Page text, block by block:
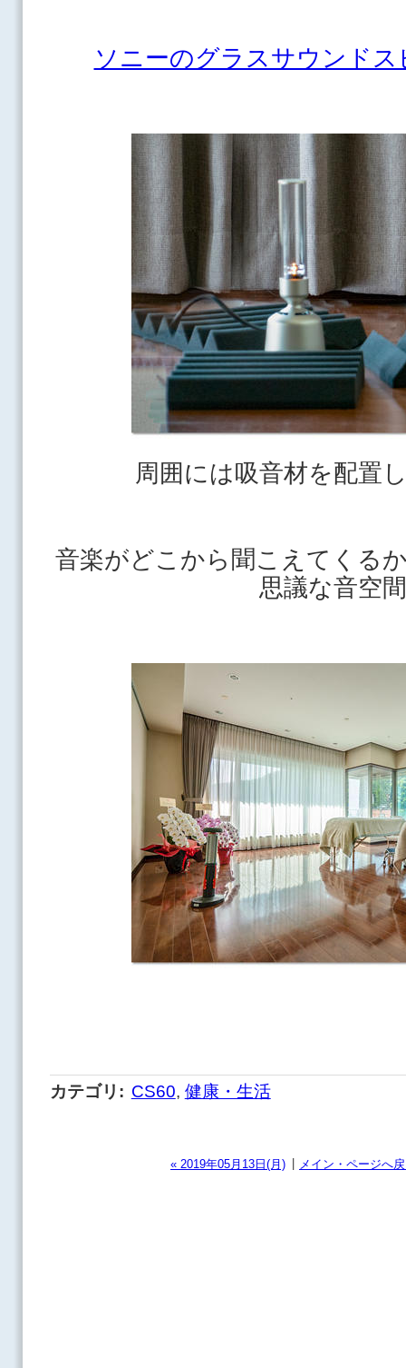
ソニーのグラスサウンドス
周囲には吸音材を配置
音楽がどこから聞こえてくる
思議な音空
カテゴリ : CS60, 健康・生活
« 2019年05月13日(月) | メイン・ページへ